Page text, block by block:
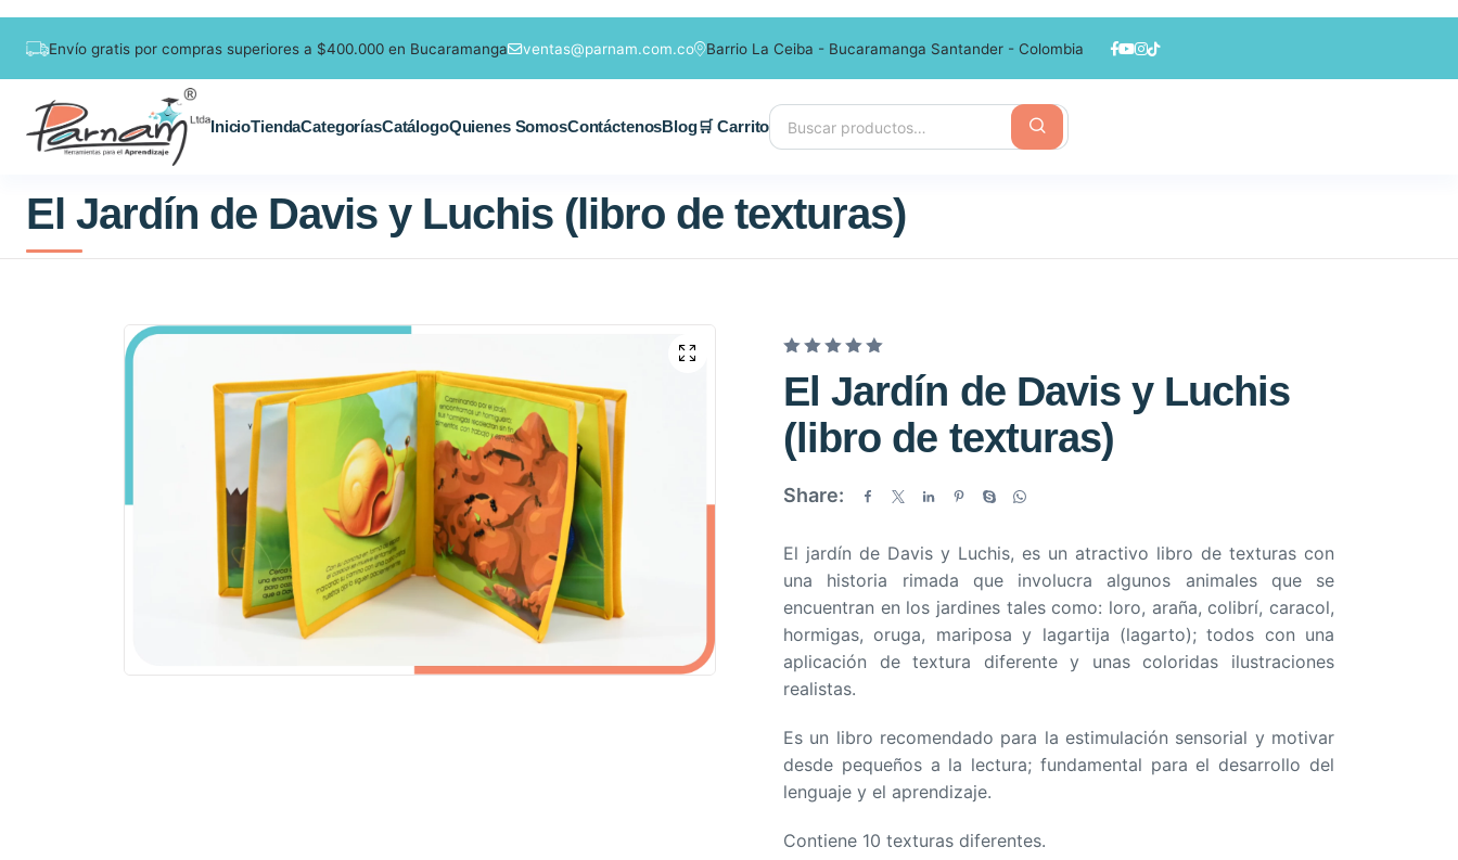
Envío gratis por compras superiores a $400.000 en Bucaramanga ventas@parnam.com.co Barrio La Ceiba - Bucaramanga Santander - Colombia
InicioTiendaCategoríasCatálogoQuienes SomosContáctenosBlog🛒 Carrito
El Jardín de Davis y Luchis (libro de texturas)
V
a
l
o
r
a
o
e
n
0
d
e
5
El Jardín de Davis y Luchis
(libro de texturas)
Share:
El jardín de Davis y Luchis, es un atractivo libro de texturas con
una historia rimada que involucra algunos animales que se
encuentran en los jardines tales como: loro, araña, colibrí, caracol,
hormigas, oruga, mariposa y lagartija (lagarto); todos con una
aplicación de textura diferente y unas coloridas ilustraciones
realistas.
Es un libro recomendado para la estimulación sensorial y motivar
desde pequeños a la lectura; fundamental para el desarrollo del
lenguaje y el aprendizaje.
Contiene 10 texturas diferentes.